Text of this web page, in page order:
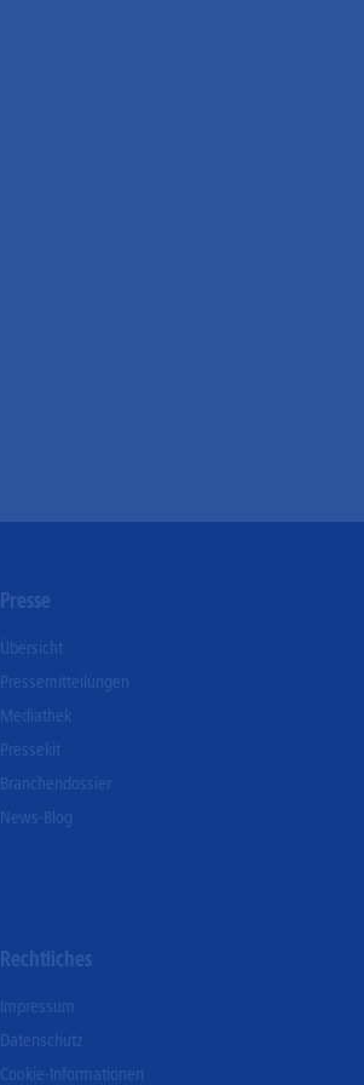
Presse
Übersicht
Pressemitteilungen
Mediathek
Pressekit
Branchendossier
News-Blog
Rechtliches
Impressum
Datenschutz
Cookie-Informationen